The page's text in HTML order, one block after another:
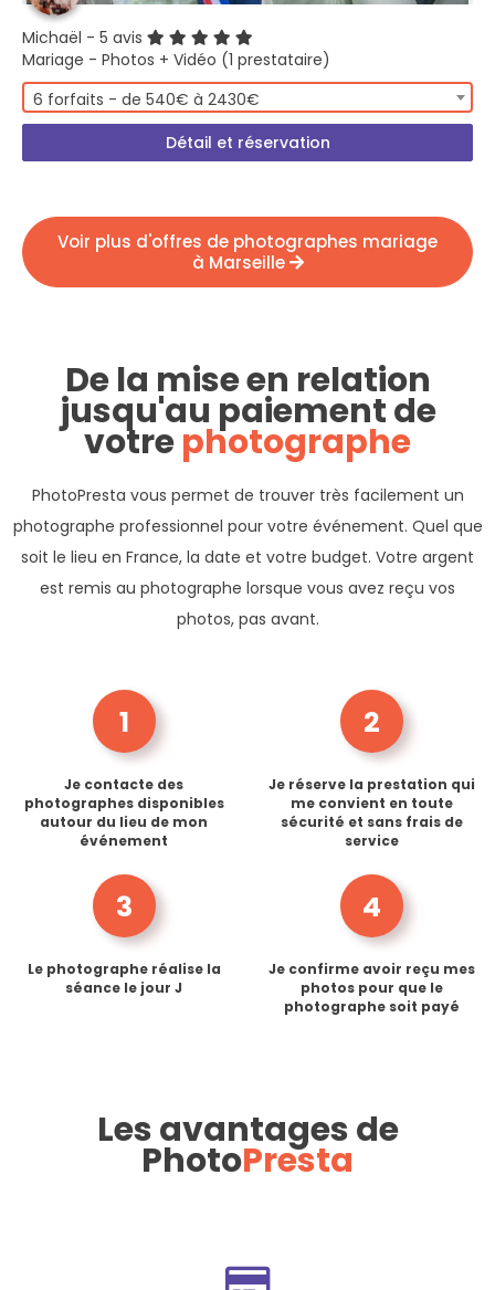
Michaël - 5 avis
Mariage - Photos + Vidéo (1 prestataire)
6 forfaits - de 540€ à 2430€
Détail et réservation
Voir plus d'offres de photographes mariage
à Marseille
De la mise en relation
jusqu'au paiement de
votrephotographe
PhotoPresta vous permet de trouver très facilement un
photographe professionnel pour votre événement. Quel que
soit le lieu en France, la date et votre budget. Votre argent
est remis au photographe lorsque vous avez reçu vos
photos, pas avant.
1
Je contacte des
photographes disponibles
autour du lieu de mon
événement
2
Je réserve la prestation qui
me convient en toute
sécurité et sans frais de
service
3
Le photographe réalise la
séance le jour J
4
Je confirme avoir reçu mes
photos pour que le
photographe soit payé
Les avantages de
PhotoPresta